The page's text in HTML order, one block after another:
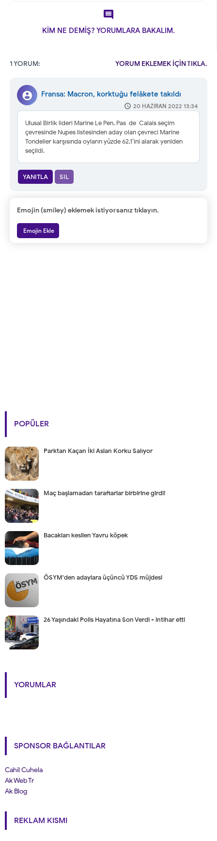

KİM NE DEMİŞ? YORUMLARA BAKALIM.
YORUM EKLEMEK İÇİN TIKLA.
1 YORUM:
Fransa: Macron, korktuğu felâkete takıldı
20 HAZIRAN 2022 13:34
Ulusal Birlik lideri Marine Le Pen, Pas-de-Calais seçim
çevresinde Nupes listesinden aday olan çevreci Marine
Tondelier karşısında oyların yüzde 62,1’ini alarak yeniden
seçildi.
YANITLA SIL
Emojin (smiley) eklemek istiyorsanız tıklayın.
Emojin Ekle
POPÜLER
Parktan Kaçan İki Aslan Korku Salıyor
Maç başlamadan taraftarlar birbirine girdi!
Bacakları kesilen Yavru köpek
ÖSYM'den adaylara üçüncü YDS müjdesi
26 Yaşındaki Polis Hayatına Son Verdi - intihar etti
YORUMLAR
SPONSOR BAĞLANTILAR
Cahil Cuhela
Ak Web Tr
Ak Blog
REKLAM KISMI